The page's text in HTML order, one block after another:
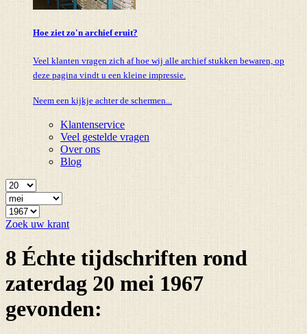
Hoe ziet zo'n archief eruit?
Veel klanten vragen zich af hoe wij alle archief stukken bewaren, op
deze pagina vindt u een kleine impressie.
Neem een kijkje achter de schermen...
Klantenservice
Veel gestelde vragen
Over ons
Blog
Zoek uw krant
8 Échte tijdschriften rond
zaterdag 20 mei 1967
gevonden: